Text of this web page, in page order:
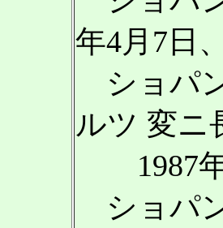
年4月7日
ショパ
ルツ 変ニ
1987年
ショパ